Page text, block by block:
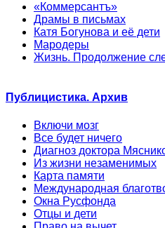
«Коммерсантъ»
Драмы в письмах
Катя Богунова и её дети
Мародеры
Жизнь. Продолжение
Публицистика. Архив
Включи мозг
Все будет ничего
Диагноз доктора
Из жизни незаменимых
Карта памяти
Международная
Окна Русфонда
Отцы и дети